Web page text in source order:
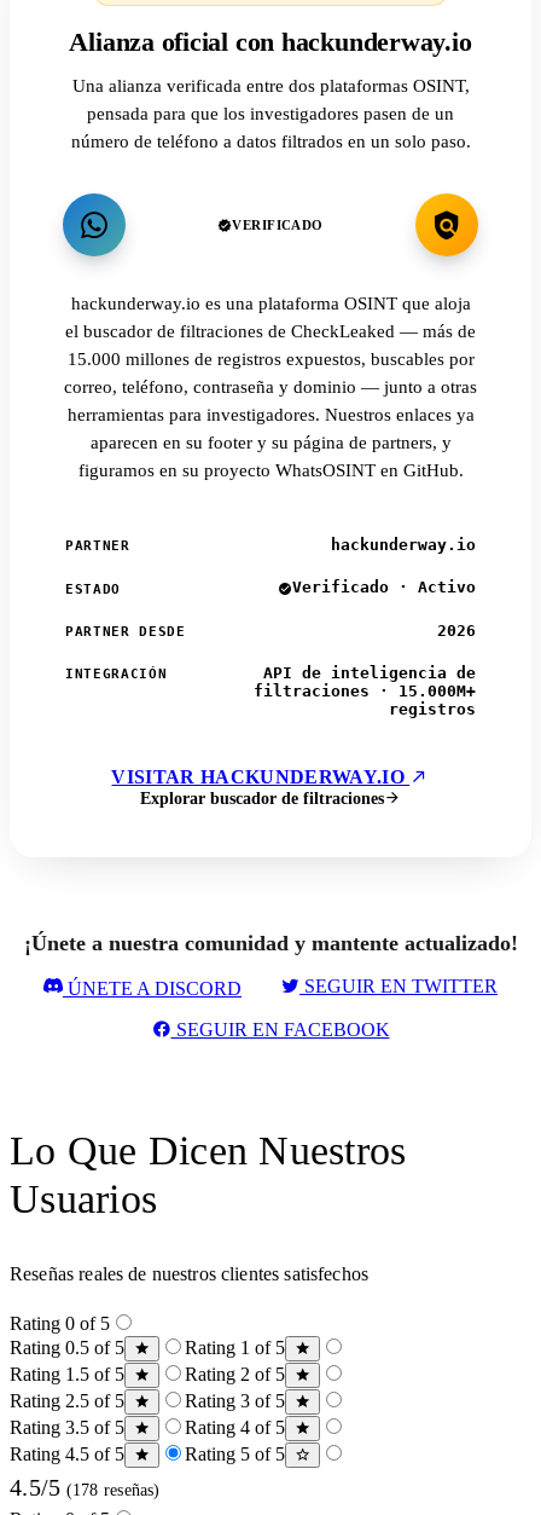
Alianza oficial con hackunderway.io
Una alianza verificada entre dos plataformas OSINT,
pensada para que los investigadores pasen de un
número de teléfono a datos filtrados en un solo paso.
VERIFICADO
hackunderway.io es una plataforma OSINT que aloja
el buscador de filtraciones de CheckLeaked — más de
15.000 millones de registros expuestos, buscables por
correo, teléfono, contraseña y dominio — junto a otras
herramientas para investigadores. Nuestros enlaces ya
aparecen en su footer y su página de partners, y
figuramos en su proyecto WhatsOSINT en GitHub.
PARTNER hackunderway.io
ESTADO Verificado · Activo
PARTNER DESDE 2026
INTEGRACIÓN
API de inteligencia de
filtraciones · 15.000M+
registros
VISITAR HACKUNDERWAY.IO
Explorar buscador de filtraciones
¡Únete a nuestra comunidad y mantente actualizado!
ÚNETE A DISCORD SEGUIR EN TWITTER
SEGUIR EN FACEBOOK
Lo Que Dicen Nuestros
Usuarios
Reseñas reales de nuestros clientes satisfechos
Rating 0 of 5
Rating 0.5 of 5
Rating 1 of 5
Rating 1.5 of 5
Rating 2 of 5
Rating 2.5 of 5
Rating 3 of 5
Rating 3.5 of 5
Rating 4 of 5
Rating 4.5 of 5
Rating 5 of 5
4.5/5 (178 reseñas)